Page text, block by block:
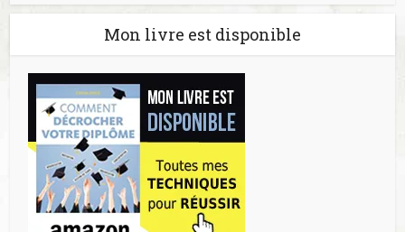
Mon livre est disponible